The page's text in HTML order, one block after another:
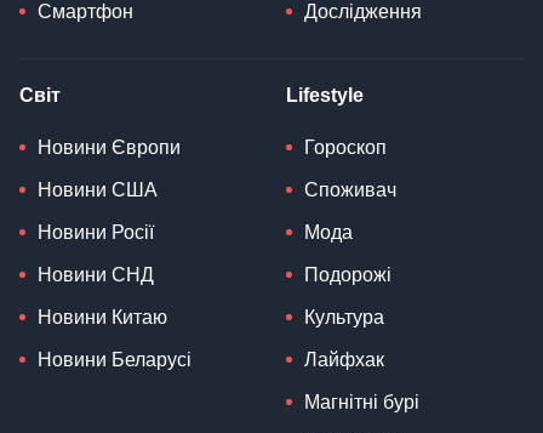
Смартфон Дослідження
Світ
Новини Європи
Новини США
Новини Росії
Новини СНД
Новини Китаю
Новини Беларусі
Lifestyle
Гороскоп
Споживач
Мода
Подорожі
Культура
Лайфхак
Магнітні бурі